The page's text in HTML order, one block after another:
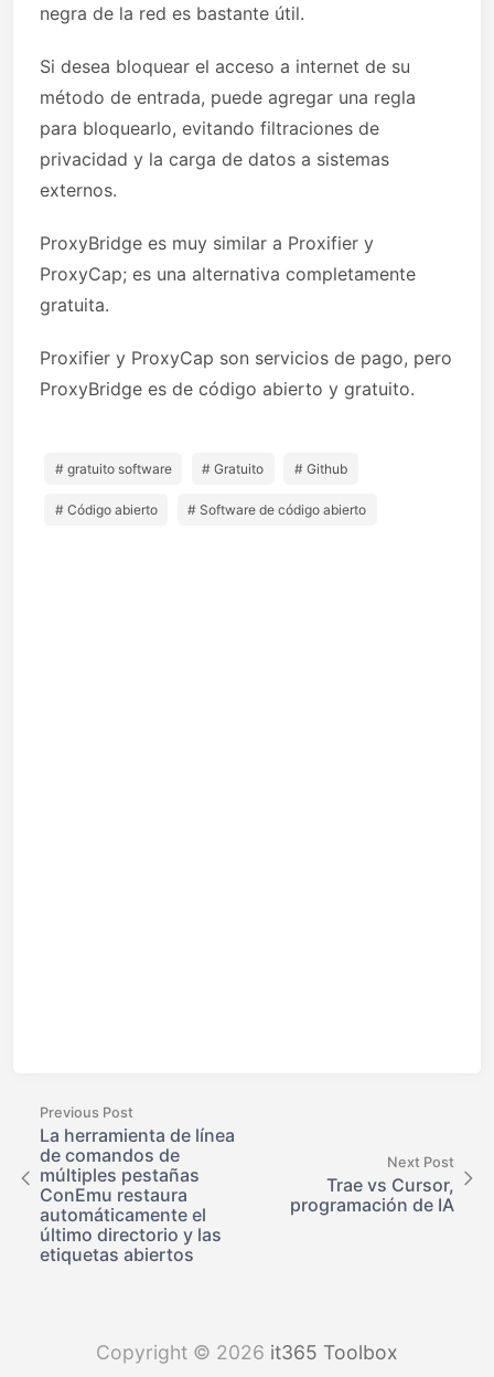
negra de la red es bastante útil.
Si desea bloquear el acceso a internet de su
método de entrada, puede agregar una regla
para bloquearlo, evitando filtraciones de
privacidad y la carga de datos a sistemas
externos.
ProxyBridge es muy similar a Proxifier y
ProxyCap; es una alternativa completamente
gratuita.
Proxifier y ProxyCap son servicios de pago, pero
ProxyBridge es de código abierto y gratuito.
# gratuito software # Gratuito # Github
# Código abierto # Software de código abierto
Previous Post
La herramienta de línea
de comandos de
múltiples pestañas
ConEmu restaura
automáticamente el
último directorio y las
etiquetas abiertos
Next Post
Trae vs Cursor,
programación de IA
Copyright © 2026 it365 Toolbox